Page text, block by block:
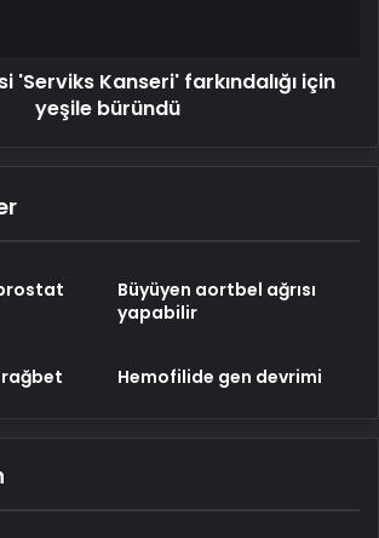
'Serviks Kanseri' farkındalığı için
yeşile büründü
Büyüyen aortbel ağrısı
yapabilir
rağbet Hemofilide gen devrimi